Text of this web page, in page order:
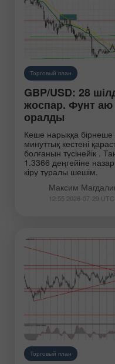
Торговый план
GBP/USD: 28
жоспар. Фунт
оралды
Кеше нарыққа бірнеше
минуттық кестені
болғанын түсінейік .
1.3366 деңгейіне
кіру туралы шешім.
Максим
12:55 2026-07-29
Торговый план